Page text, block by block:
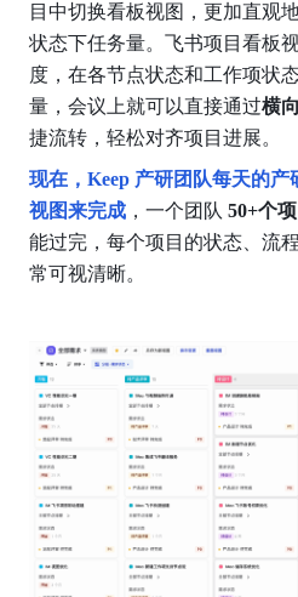
目中切换看板视图，更加直观
状态下任务量。飞书项目看板
度，在各节点状态和工作项状
量，会议上就可以直接通过横
捷流转，轻松对齐项目进展。
现在，Keep 产研团队每天的产
视图来完成，一个团队 50+个
能过完，每个项目的状态、流
常可视清晰。